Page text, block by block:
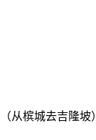
（从槟城去吉隆坡）